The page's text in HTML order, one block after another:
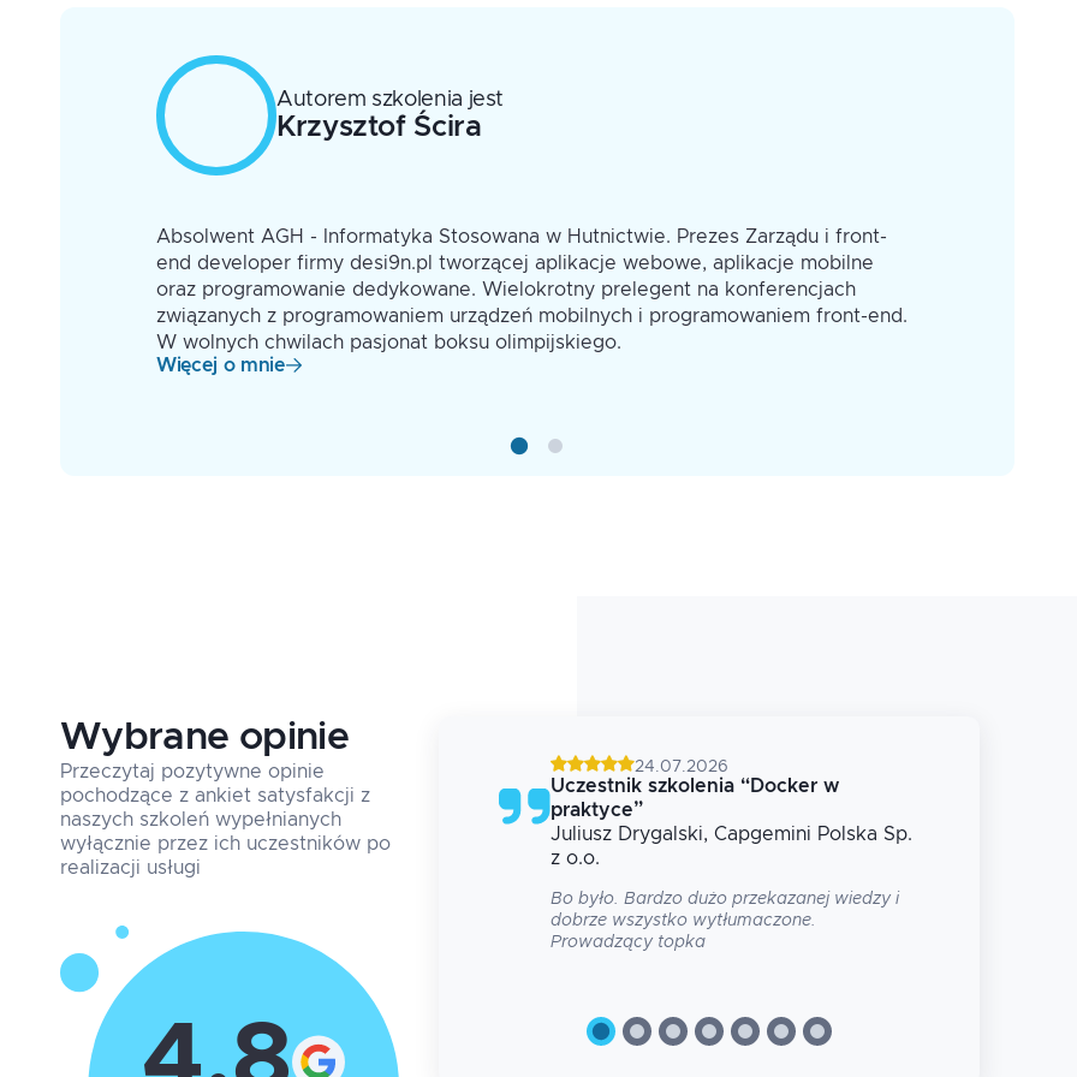
Transformacje i animacje
Zapewnianie kompatybilności między przeglądarkami
Css w praktyce - tworzenie menu oraz złożonych layoutów
Preprocesory CSS
Podstawy OOP
Obiekty globalne
Kontekst wykonania i znaczenie this
Obsługa wyjątków
Praca z DOM
Asynchroniczny JavaScript
Istotne zmiany na poziomie języka ES2015+
Transpilacja kodu i zapewnianie kompatybilności między przeglądarkami
Autorem szkolenia jest
Krzysztof Ścira
Absolwent AGH - Informatyka Stosowana w Hutnictwie. Prezes Zarządu i front-
end developer firmy desi9n.pl tworzącej aplikacje webowe, aplikacje mobilne
oraz programowanie dedykowane. Wielokrotny prelegent na konferencjach
związanych z programowaniem urządzeń mobilnych i programowaniem front-end.
W wolnych chwilach pasjonat boksu olimpijskiego.
Więcej o mnie
Wybrane opinie
Przeczytaj pozytywne opinie
pochodzące z ankiet satysfakcji z
naszych szkoleń wypełnianych
wyłącznie przez ich uczestników po
realizacji usługi
17.07.2026
Marcin Matyszkowicz
, Samsung
Electronics Polska
Super interaakcja z prowadzącym, na luzie a
bardzo merytorycznie
24.07.2026
Uczestnik szkolenia “Docker w
praktyce”
Juliusz Drygalski, Capgemini Polska Sp.
z o.o.
Bo było. Bardzo dużo przekazanej wiedzy i
dobrze wszystko wytłumaczone.
Prowadzący topka